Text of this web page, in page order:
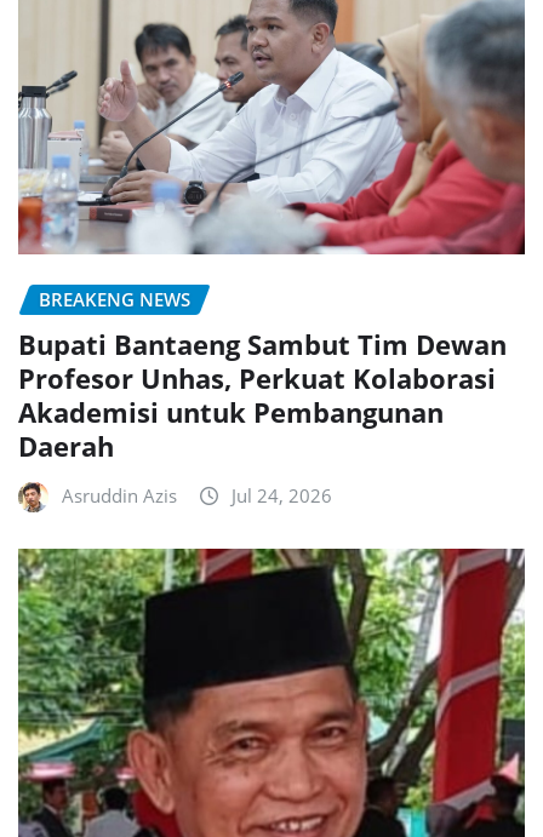
BREAKENG NEWS
Bupati Bantaeng Sambut Tim Dewan
Profesor Unhas, Perkuat Kolaborasi
Akademisi untuk Pembangunan
Daerah
Asruddin Azis Jul 24, 2026